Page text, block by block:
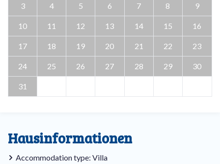
3 4 5 6 7 8 9
10 11 12 13 14 15 16
17 18 19 20 21 22 23
24 25 26 27 28 29 30
31
Hausinformationen
Accommodation type: Villa